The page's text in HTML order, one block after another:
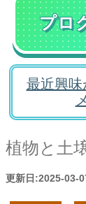
プロ
最近興
植物と土
更新日:2025-03-